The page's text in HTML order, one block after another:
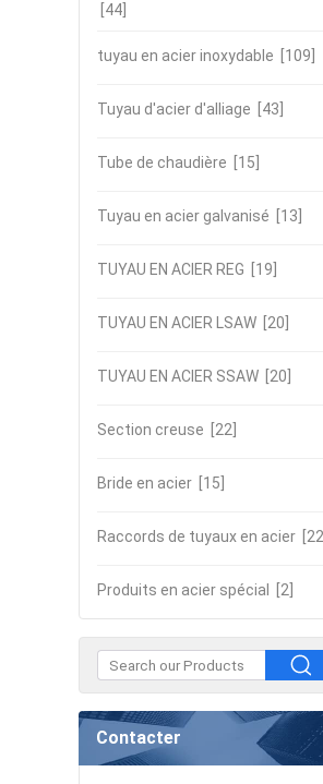
[44]
tuyau en acier inoxydable [109]
Tuyau d'acier d'alliage [43]
Tube de chaudière [15]
Tuyau en acier galvanisé [13]
TUYAU EN ACIER REG [19]
TUYAU EN ACIER LSAW [20]
TUYAU EN ACIER SSAW [20]
Section creuse [22]
Bride en acier [15]
Raccords de tuyaux en acier [22]
Produits en acier spécial [2]
Contacter